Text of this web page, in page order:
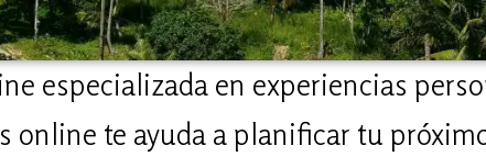
especializada en experiencias
online te ayuda a planificar tu